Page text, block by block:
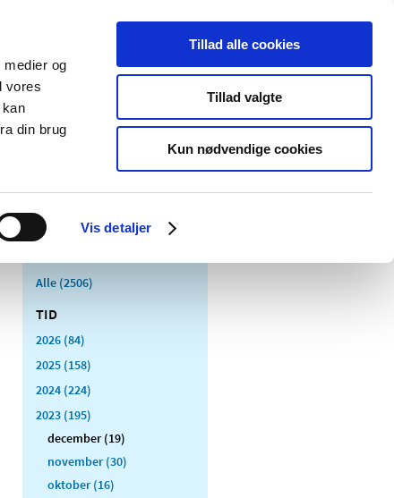
og
vores
din brug
Vis detaljer
Tillad alle cookies
Tillad valgte
Kun nødvendige cookies
Særlige
produktområder
Alle (2506)
TID
2026 (84)
2025 (158)
2024 (224)
2023 (195)
december (19)
november (30)
oktober (16)